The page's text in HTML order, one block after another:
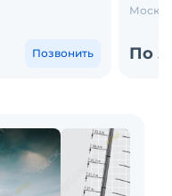
Позвонить
Москва
По